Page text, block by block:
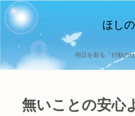
ほし
明日を彩る「行動の
無いことの安心